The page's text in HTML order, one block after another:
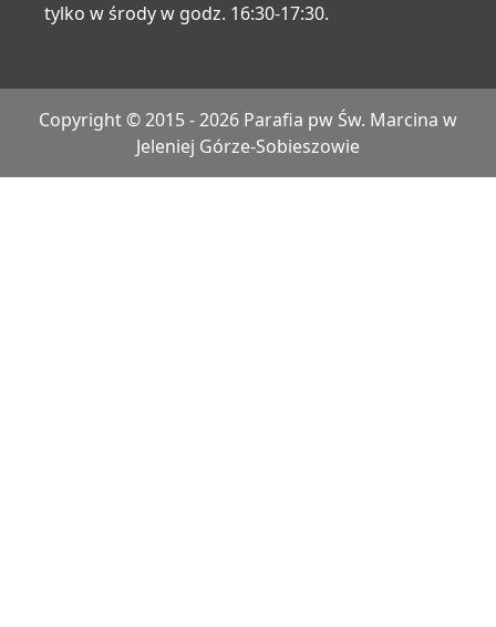
tylko w środy w godz. 16:30-17:30.
Copyright © 2015 - 2026 Parafia pw Św. Marcina w
Jeleniej Górze-Sobieszowie